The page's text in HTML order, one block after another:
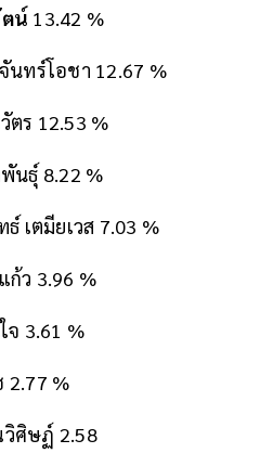
น์ 13.42 %
ทร์โอชา 12.67 %
ร 12.53 %
นธุ์ 8.22 %
เตมียเวส 7.03 %
ว 3.96 %
3.61 %
%
ศิษฏ์ 2.58